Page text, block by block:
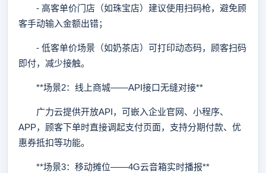
- 高客单价门店（如珠宝店）建议使用扫码枪，避免顾
客手动输入金额出错；
- 低客单价场景（如奶茶店）可打印动态码，顾客扫码
即付，减少接触。
**场景2：线上商城——API接口无缝对接**
广力云提供开放API，可嵌入企业官网、小程序、
APP，顾客下单时直接调起支付页面，支持分期付款、优
惠券抵扣等功能。
**场景3：移动摊位——4G云音箱实时播报**